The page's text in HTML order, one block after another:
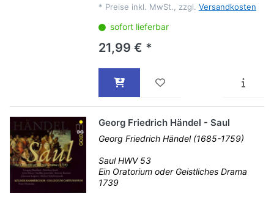
* Preise inkl. MwSt., zzgl. Versandkosten
sofort lieferbar
21,99 € *
Georg Friedrich Händel - Saul
Georg Friedrich Händel (1685-1759)
Saul HWV 53
Ein Oratorium oder Geistliches Drama
1739